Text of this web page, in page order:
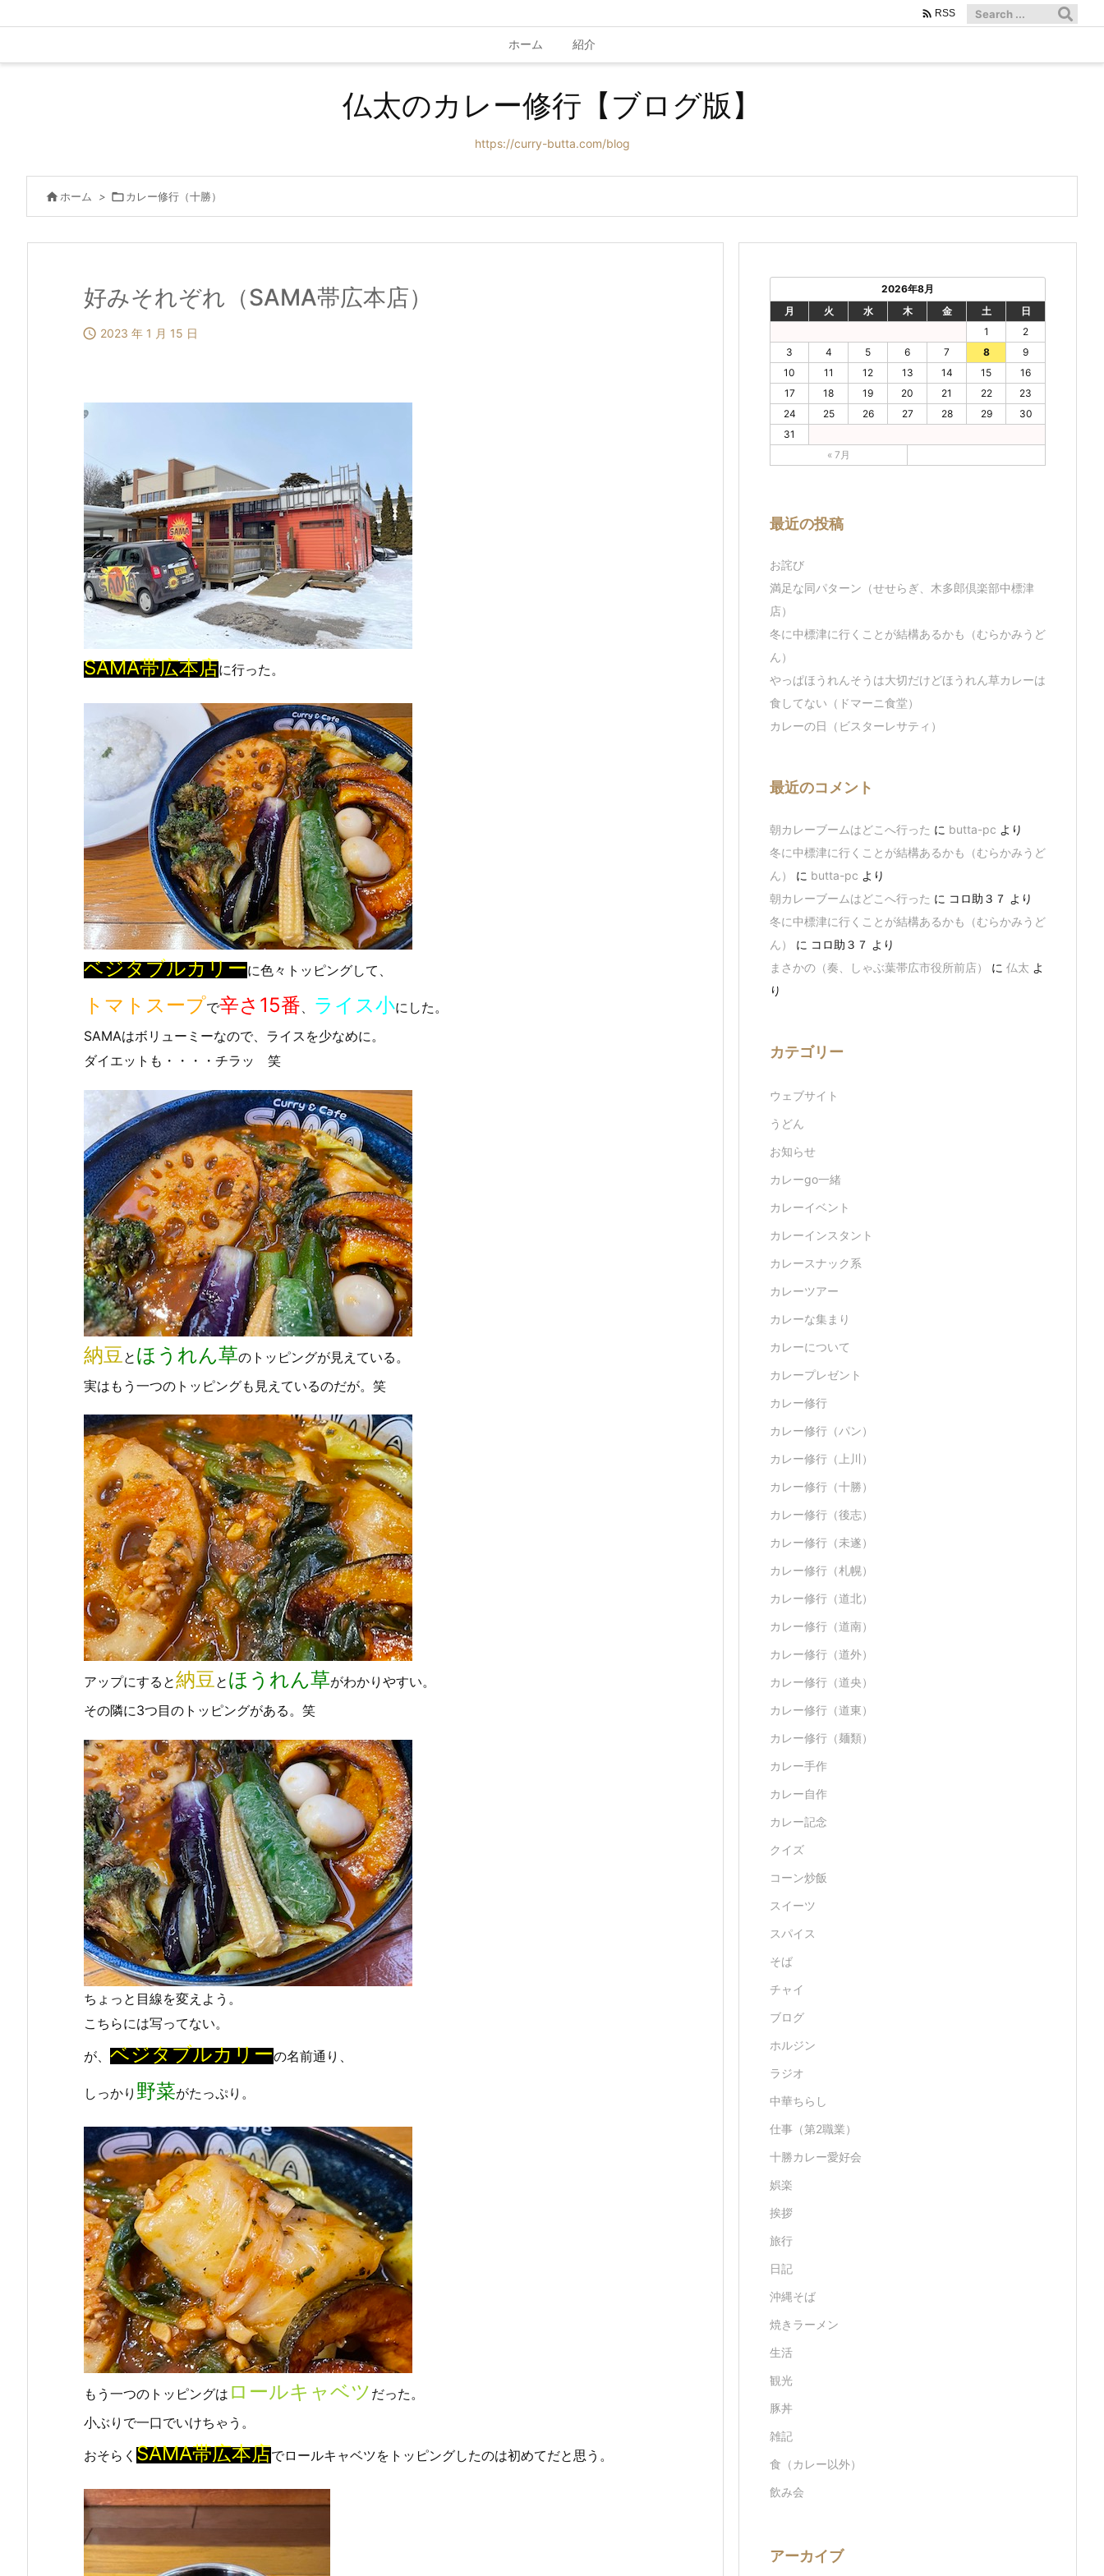
ホーム 紹介
 RSS
仏太のカレー修行【ブログ版】
https://curry-butta.com/blog
 ホーム >  カレー修行（十勝）
好みそれぞれ（SAMA帯広本店）
 2023 年 1 月 15 日
SAMA帯広本店に行った。
ベジタブルカリーに色々トッピングして、
トマトスープで辛さ15番 ライス小にした。
SAMAはボリューミーなので、ライスを少なめに。
ダイエットも・・・・チラッ 笑
納豆 と ほうれん草のトッピングが見えている。
実はもう一つのトッピングも見えているのだが。笑
アップにすると納豆と ほうれん草がわかりやすい。
その隣に3つ目のトッピングがある。笑
ちょっと目線を変えよう。
こちらには写ってない。
が、 ベジタブルカリーの名前通り、
しっかり 野菜がたっぷり。
もう一つのトッピングは ロールキャベツ だった。
小ぶりで一口でいけちゃう。
おそらく SAMA帯広本店でロールキャベツをトッピングしたのは初めてだと思う。
2026年8月
月
火 水 木 金 土
日
1
2
3
4 5 6 7 8
9
10
11 12 13 14 15
16
17
18 19 20 21 22
23
24
25 26 27 28 29
30
31
« 7月
最近の投稿
お詫び
満足な同パターン（せせらぎ、木多郎倶楽部中標津
店）
冬に中標津に行くことが結構あるかも（むらかみうど
ん）
やっぱほうれんそうは大切だけどほうれん草カレーは
食してない（ドマーニ食堂）
カレーの日（ビスターレサティ）
最近のコメント
朝カレーブームはどこへ行った に butta-pc より
冬に中標津に行くことが結構あるかも（むらかみうど
ん）
に butta-pc より
朝カレーブームはどこへ行った に コロ助３７ より
冬に中標津に行くことが結構あるかも（むらかみうど
ん）
に コロ助３７ より
まさかの（奏、しゃぶ葉帯広市役所前店）
に 仏太 よ
り
カテゴリー
ウェブサイト
うどん
お知らせ
カレーgo一緒
カレーイベント
カレーインスタント
カレースナック系
カレーツアー
カレーな集まり
カレーについて
カレープレゼント
カレー修行
カレー修行（パン）
カレー修行（上川）
カレー修行（十勝）
カレー修行（後志）
カレー修行（未遂）
カレー修行（札幌）
カレー修行（道北）
カレー修行（道南）
カレー修行（道外）
カレー修行（道央）
カレー修行（道東）
カレー修行（麺類）
カレー手作
カレー自作
カレー記念
クイズ
コーン炒飯
スイーツ
スパイス
そば
チャイ
ブログ
ホルジン
ラジオ
中華ちらし
仕事（第2職業）
十勝カレー愛好会
娯楽
挨拶
旅行
日記
沖縄そば
焼きラーメン
生活
観光
豚丼
雑記
食（カレー以外）
飲み会
アーカイブ